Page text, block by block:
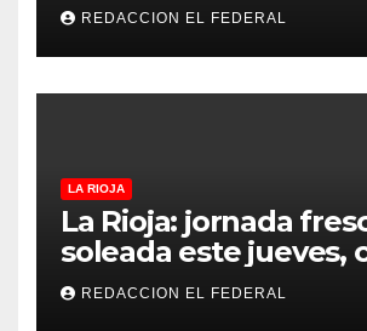
denuncian excesos,
proteccionistas
controles más duros
REDACCION EL FEDERAL
LA RIOJA
La Rioja: jornada
soleada este jueves,
temperaturas
el viernes
REDACCION EL FEDERAL